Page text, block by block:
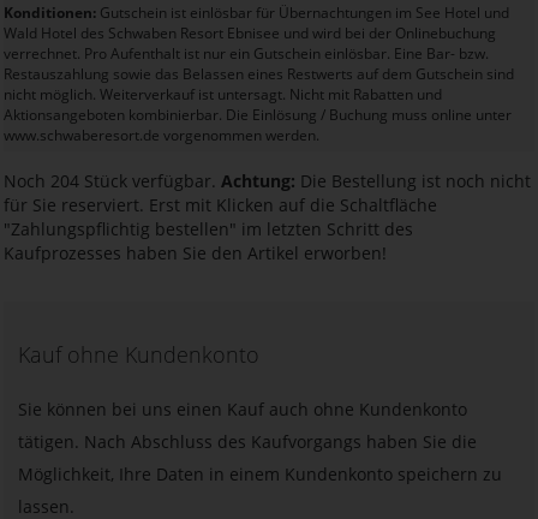
Konditionen: Gutschein ist einlösbar für Übernachtungen im See Hotel und
Wald Hotel des Schwaben Resort Ebnisee und wird bei der Onlinebuchung
verrechnet. Pro Aufenthalt ist nur ein Gutschein einlösbar. Eine Bar- bzw.
Restauszahlung sowie das Belassen eines Restwerts auf dem Gutschein sind
nicht möglich. Weiterverkauf ist untersagt. Nicht mit Rabatten und
Aktionsangeboten kombinierbar. Die Einlösung / Buchung muss online unter
www.schwaberesort.de vorgenommen werden.
Noch 204 Stück verfügbar. Achtung: Die Bestellung ist noch nicht
für Sie reserviert. Erst mit Klicken auf die Schaltfläche
"Zahlungspflichtig bestellen" im letzten Schritt des
Kaufprozesses haben Sie den Artikel erworben!
Kauf ohne Kundenkonto
Sie können bei uns einen Kauf auch ohne Kundenkonto
tätigen. Nach Abschluss des Kaufvorgangs haben Sie die
Möglichkeit, Ihre Daten in einem Kundenkonto speichern zu
lassen.